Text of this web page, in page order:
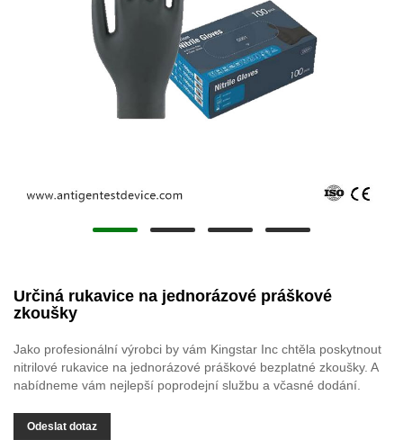
Určiná rukavice na jednorázové práškové
zkoušky
Jako profesionální výrobci by vám Kingstar Inc chtěla poskytnout
nitrilové rukavice na jednorázové práškové bezplatné zkoušky. A
nabídneme vám nejlepší poprodejní službu a včasné dodání.
Odeslat dotaz